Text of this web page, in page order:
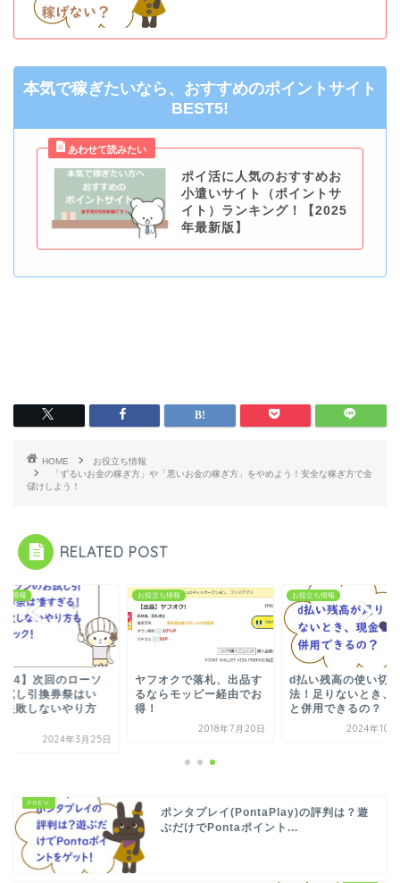
本気で稼ぎたいなら、おすすめのポイントサイト
BEST5!
ポイ活に人気のおすすめお
小遣いサイト（ポイントサ
イト）ランキング！【2025
年最新版】
HOME
お役立ち情報
「ずるいお金の稼ぎ方」や「悪いお金の稼ぎ方」をやめよう！安全な稼ぎ方で金
儲けしよう！
RELATED POST
ち情報
】次回のローソ
試し引換券祭はい
失敗しないやり方
2024年3月25日
お役立ち情報
ヤフオクで落札、出品す
るならモッピー経由でお
得！
2018年7月20日
お役立ち情報
d払い残高の使い切
法！足りないとき、
と併用できるの？
2024年10
ポンタプレイ(PontaPlay)の評判は？遊
ぶだけでPontaポイント...